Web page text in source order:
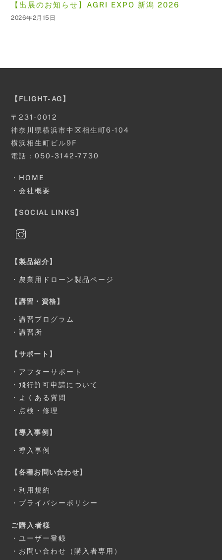
【出展のお知らせ】AGRI EXPO 新潟 2026
2026年2月15日
【FLIGHT-AG】
〒231-0012
神奈川県横浜市中区相生町6-104
横浜相生町ビル9F
電話：050-3142-7730
・ HOME
・会社概要
【SOCIAL LINKS】
【製品紹介】
・ 農業用ドローン製品ページ
【講習・資格】
・講習プログラム
・講習所
【サポート】
・ アフターサポート
・飛行許可申請について
・ よくある質問
・ 点検・修理
【導入事例】
・導入事例
【各種お問い合わせ】
・利用規約
・ プライバシーポリシー
ご購入者様
・ ユーザー登録
・ お問い合わせ（購入者専用）